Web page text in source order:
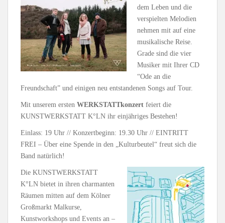
dem Leben und die
verspielten Melodien
nehmen mit auf eine
musikalische Reise.
Grade sind die vier
Musiker mit Ihrer CD
“Ode an die
Freundschaft” und einigen neu entstandenen Songs auf Tour.
Mit unserem ersten WERKSTATTkonzert feiert die
KUNSTWERKSTATT K°LN ihr einjähriges Bestehen!
Einlass: 19 Uhr // Konzertbeginn: 19.30 Uhr // EINTRITT
FREI – Über eine Spende in den „Kulturbeutel“ freut sich die
Band natürlich!
Die KUNSTWERKSTATT
K°LN bietet in ihren charmanten
Räumen mitten auf dem Kölner
Großmarkt Malkurse,
Kunstworkshops und Events an –